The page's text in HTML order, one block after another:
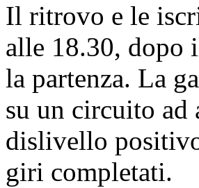
Il ritrovo e le
alle 18.30, dopo
la partenza. La
su un circuito
dislivello
giri completati.